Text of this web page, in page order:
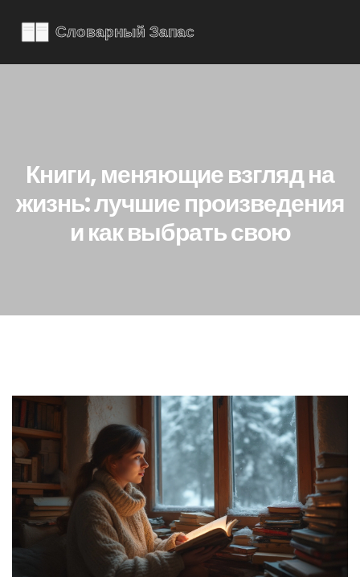
Книги, меняющие взгляд на
жизнь: лучшие произведения
и как выбрать свою